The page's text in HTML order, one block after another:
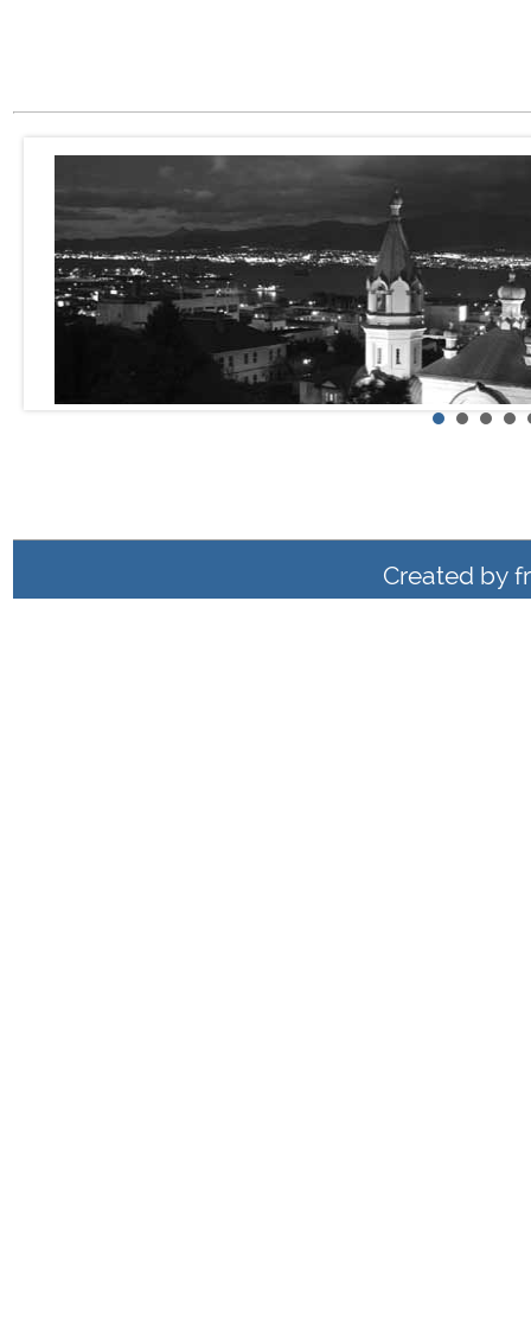
Created by